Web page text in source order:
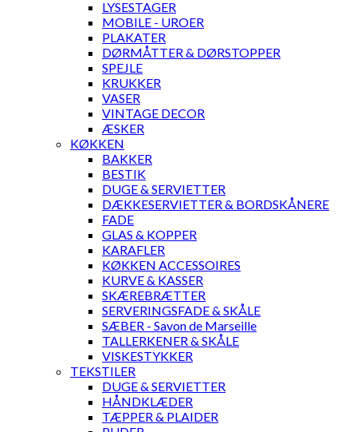
LYSESTAGER
MOBILE - UROER
PLAKATER
DØRMÅTTER & DØRSTOPPER
SPEJLE
KRUKKER
VASER
VINTAGE DECOR
ÆSKER
KØKKEN
BAKKER
BESTIK
DUGE & SERVIETTER
DÆKKESERVIETTER & BORDSKÅNERE
FADE
GLAS & KOPPER
KARAFLER
KØKKEN ACCESSOIRES
KURVE & KASSER
SKÆREBRÆTTER
SERVERINGSFADE & SKÅLE
SÆBER - Savon de Marseille
TALLERKENER & SKÅLE
VISKESTYKKER
TEKSTILER
DUGE & SERVIETTER
HÅNDKLÆDER
TÆPPER & PLAIDER